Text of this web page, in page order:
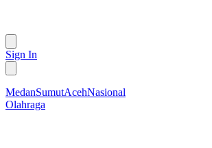
Sign In
MedanSumutAcehNasional
Olahraga